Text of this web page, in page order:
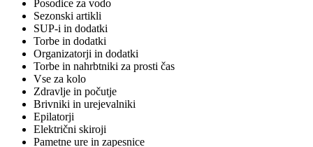
Posodice za vodo
Sezonski artikli
SUP-i in dodatki
Torbe in dodatki
Organizatorji in dodatki
Torbe in nahrbtniki za prosti čas
Vse za kolo
Zdravlje in počutje
Brivniki in urejevalniki
Epilatorji
Električni skiroji
Pametne ure in zapesnice